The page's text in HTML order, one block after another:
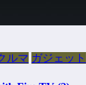
ルマ ガジェット